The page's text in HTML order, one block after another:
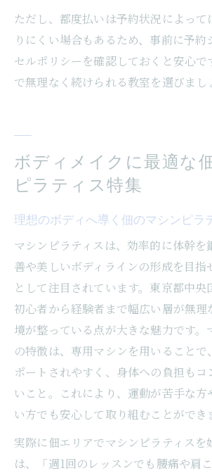
ただし、都度払いは予約状況によって
りにくい場合もあるため、事前に予約
セルポリシーを確認しておくと安心で
で無理なく続けられる教室を選びまし
ボディメイクに最適な
ピラティス特集
理想のボディへ導く佃のマシンピラ
マシンピラティスは、効率的に体幹を
善や美しいボディラインの形成を目指
として注目されています。東京都中央
初心者から経験者まで幅広い層が無理
境が整っている点が大きな魅力です。
の特徴は、専用マシンを用いることで
ポートされやすく、身体への負担も
いこと。これにより、運動が苦手な方
い方でも安心して取り組むことができ
実際に佃エリアでマシンピラティスを
は、「週1回のレッスンでも腰痛や肩